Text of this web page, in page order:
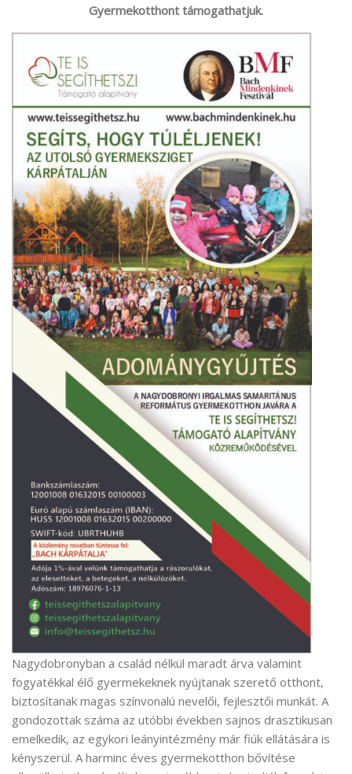
Gyermekotthont támogathatjuk.
Nagydobronyban a család nélkül maradt árva valamint
fogyatékkal élő gyermekeknek nyújtanak szerető otthont,
biztosítanak magas színvonalú nevelői, fejlesztői munkát. A
gondozottak száma az utóbbi években sajnos drasztikusan
emelkedik, az egykori leányintézmény már fiúk ellátására is
kényszerül. A harminc éves gyermekotthon bővítése